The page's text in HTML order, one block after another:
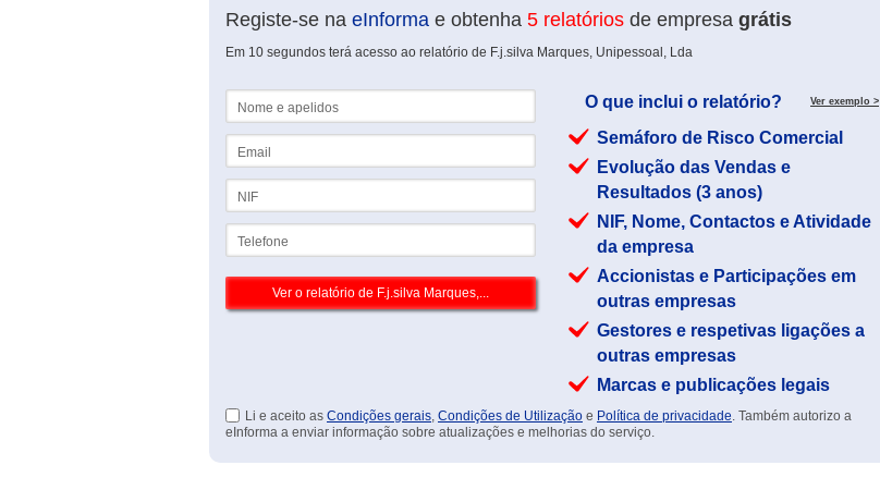
Registe-se na eInforma e obtenha 5 relatórios de empresa grátis
Em 10 segundos terá acesso ao relatório de F.j.silva Marques, Unipessoal, Lda
O que inclui o relatório? Ver exemplo >
Semáforo de Risco Comercial
Evolução das Vendas e
Resultados (3 anos)
NIF, Nome, Contactos e Atividade
da empresa
Accionistas e Participações em
outras empresas
Gestores e respetivas ligações a
outras empresas
Marcas e publicações legais
Li e aceito as Condições gerais, Condições de Utilização e Política de privacidade. Também autorizo a
eInforma a enviar informação sobre atualizações e melhorias do serviço.